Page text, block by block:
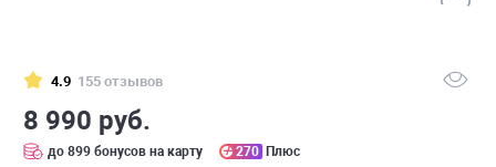
4.9 155 отзывов
8 990 руб.
до 899 бонусов на карту 270 Плюс